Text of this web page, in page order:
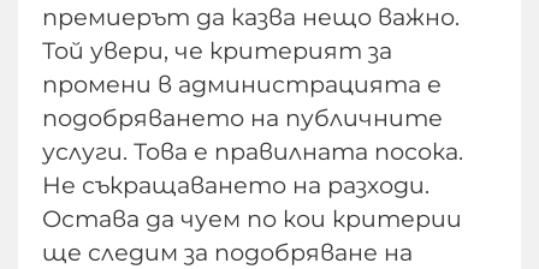
премиерът да казва нещо важно.
Той увери, че критерият за
промени в администрацията е
подобряването на публичните
услуги. Това е правилната посока.
Не съкращаването на разходи.
Остава да чуем по кои критерии
ще следим за подобряване на